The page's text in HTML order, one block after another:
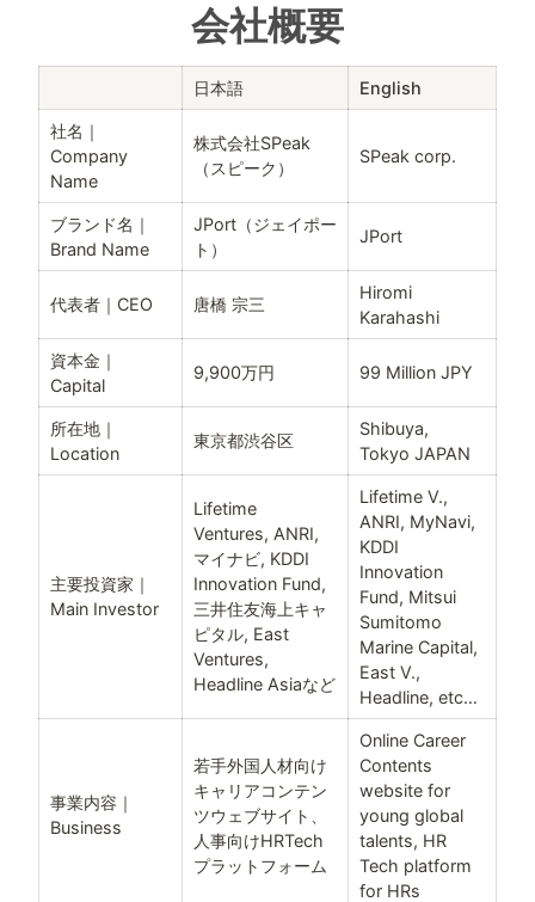
会社概要
日本語 English
社名｜
Company
Name
株式会社SPeak
（スピーク）
SPeak corp.
ブランド名｜
Brand Name
JPort（ジェイポー
ト）
JPort
代表者｜CEO 唐橋 宗三
Hiromi
Karahashi
資本金｜
Capital
9,900万円 99 Million JPY
所在地｜
Location
東京都渋谷区
Shibuya,
Tokyo JAPAN
主要投資家｜
Main Investor
Lifetime
Ventures, ANRI,
マイナビ, KDDI
Innovation Fund,
三井住友海上キャ
ピタル, East
Ventures,
Headline Asiaなど
Lifetime V.,
ANRI, MyNavi,
KDDI
Innovation
Fund, Mitsui
Sumitomo
Marine Capital,
East V.,
Headline, etc…
事業内容｜
Business
若手外国人材向け
キャリアコンテン
ツウェブサイト、
人事向けHRTech
プラットフォーム
Online Career
Contents
website for
young global
talents, HR
Tech platform
for HRs